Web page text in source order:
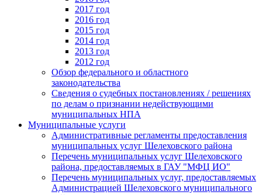
2017 год
2016 год
2015 год
2014 год
2013 год
2012 год
Обзор федерального и областного
законодательства
Сведения о судебных постановлениях / решениях
по делам о признании недействующими
муниципальных НПА
Муниципальные услуги
Административные регламенты предоставления
муниципальных услуг Шелеховского района
Перечень муниципальных услуг Шелеховского
района, предоставляемых в ГАУ "МФЦ ИО"
Перечень муниципальных услуг, предоставляемых
Администрацией Шелеховского муниципального